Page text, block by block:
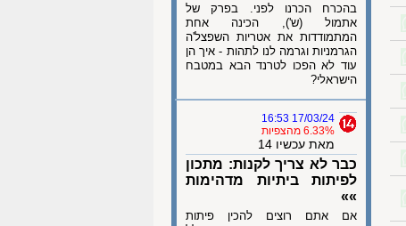
בהכרח הכרנו לפני. בפרק של
אתמול (ש'), הכינה אחת
המתמודדות את אטריות השפצל'ה
הגרמניות וגרמה לנו לתהות - איך הן
עוד לא הפכו לטרנד הבא במטבח
הישראלי?
17/03/24 16:53
6.33% מהצפיות
מאת עכשיו 14
כבר לא צריך לקנות: מתכון
לפיתות ביתיות מדהימות
»»
אם אתם רוצים להכין פיתות